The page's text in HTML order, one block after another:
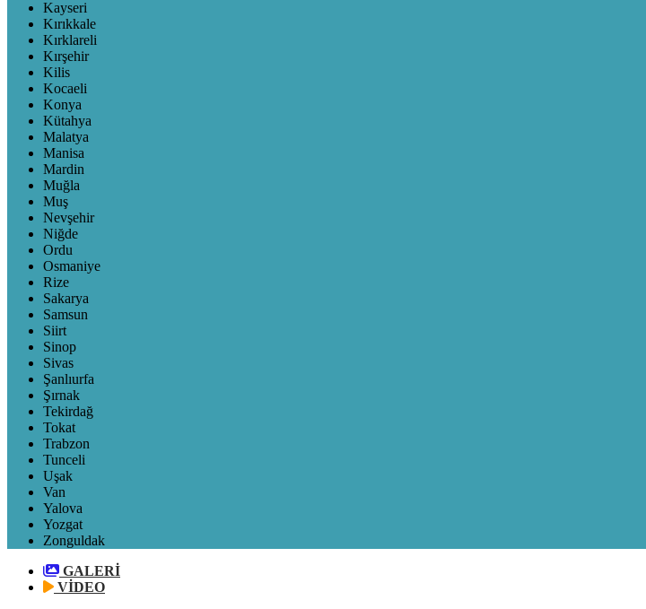
Kayseri
Kırıkkale
Kırklareli
Kırşehir
Kilis
Kocaeli
Konya
Kütahya
Malatya
Manisa
Mardin
Muğla
Muş
Nevşehir
Niğde
Ordu
Osmaniye
Rize
Sakarya
Samsun
Siirt
Sinop
Sivas
Şanlıurfa
Şırnak
Tekirdağ
Tokat
Trabzon
Tunceli
Uşak
Van
Yalova
Yozgat
Zonguldak
GALERİ
VİDEO